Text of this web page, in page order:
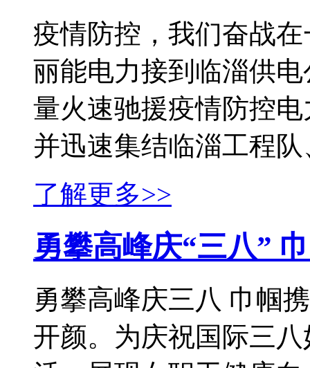
疫情防控，我们奋战
丽能电力接到临淄供
量火速驰援疫情防控
并迅速集结临淄工程
了解更多>>
勇攀高峰庆“三八”
勇攀高峰庆三八 巾帼
开颜。为庆祝国际三